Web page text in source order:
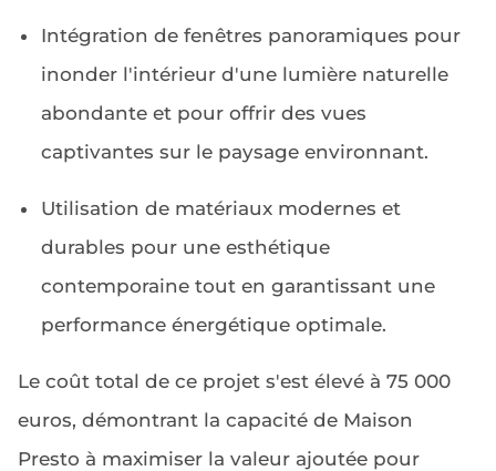
Intégration de fenêtres panoramiques pour
inonder l'intérieur d'une lumière naturelle
abondante et pour offrir des vues
captivantes sur le paysage environnant.
Utilisation de matériaux modernes et
durables pour une esthétique
contemporaine tout en garantissant une
performance énergétique optimale.
Le coût total de ce projet s'est élevé à 75 000
euros, démontrant la capacité de Maison
Presto à maximiser la valeur ajoutée pour